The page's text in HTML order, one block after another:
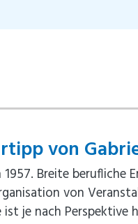
von
1957. Breite berufliche
von
ist je nach Perspektive